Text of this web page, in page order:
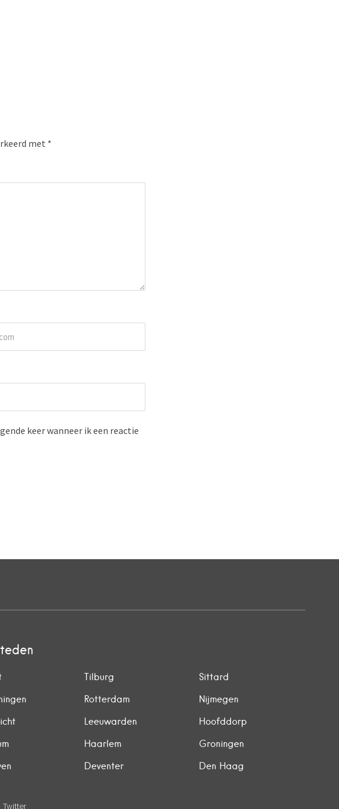
met *
keer wanneer ik een reactie
Tilburg
Sittard
Rotterdam
Nijmegen
Leeuwarden
Hoofddorp
Haarlem
Groningen
Deventer Den Haag
Twitter